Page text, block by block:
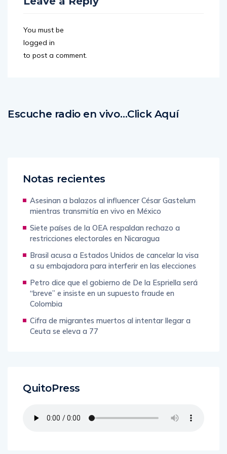
You must be
logged in
to post a comment.
Escuche radio en vivo…Click Aquí
Notas recientes
Asesinan a balazos al influencer César Gastelum
mientras transmitía en vivo en México
Siete países de la OEA respaldan rechazo a
restricciones electorales en Nicaragua
Brasil acusa a Estados Unidos de cancelar la visa
a su embajadora para interferir en las elecciones
Petro dice que el gobierno de De la Espriella será
“breve” e insiste en un supuesto fraude en
Colombia
Cifra de migrantes muertos al intentar llegar a
Ceuta se eleva a 77
QuitoPress